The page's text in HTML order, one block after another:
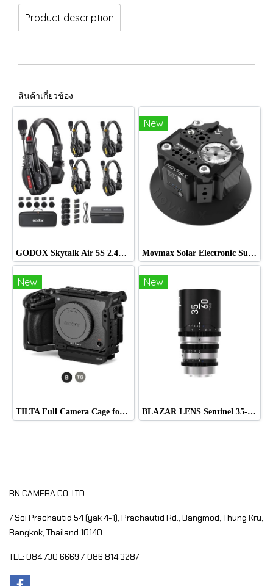
Product description
สินค้าเกี่ยวข้อง
GODOX Skytalk Air 5S 2.4G Full-Duplex Wireless Intercom System
New
Movmax Solar Electronic Suction Cup Multi-Interface Expansion Edition
New
TILTA Full Camera Cage for Sony FX5
New
BLAZAR LENS Sentinel 35-60mm T2.2-T2.8 Full-Frame 1.33x Anamorphic Zoom Lens (Sony E)
RN CAMERA CO.,LTD.
7 Soi Prachautid 54 (yak 4-1), Prachautid Rd., Bangmod, Thung Kru,
Bangkok, Thailand 10140
TEL: 084 730 6669 / 086 814 3287